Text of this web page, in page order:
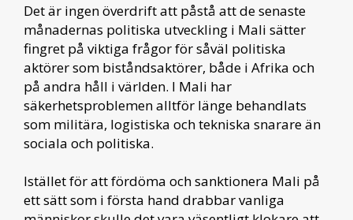
Det är ingen överdrift att påstå att de senaste
månadernas politiska utveckling i Mali sätter
fingret på viktiga frågor för såväl politiska
aktörer som biståndsaktörer, både i Afrika och
på andra håll i världen. I Mali har
säkerhetsproblemen alltför länge behandlats
som militära, logistiska och tekniska snarare än
sociala och politiska.
Istället för att fördöma och sanktionera Mali på
ett sätt som i första hand drabbar vanliga